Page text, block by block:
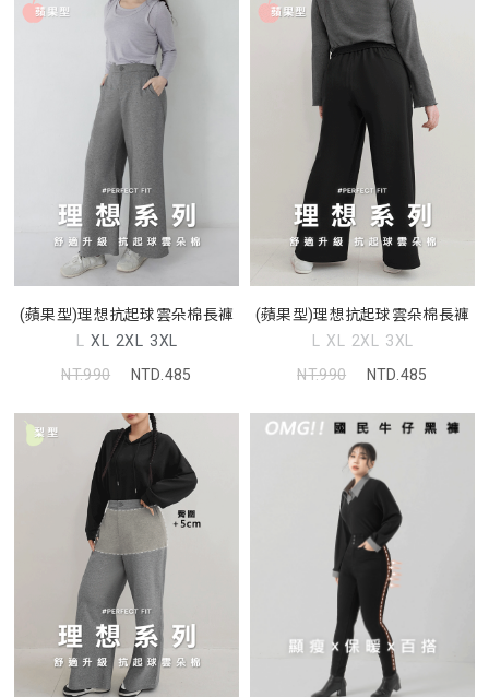
(蘋果型)理想抗起球雲朵棉長褲
L XL 2XL 3XL
NT.990
NTD.485
(蘋果型)理想抗起球雲朵棉長褲
L XL 2XL 3XL
NT.990
NTD.485